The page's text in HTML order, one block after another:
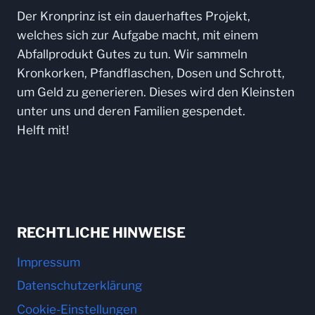
N
H
N
-
K
Der Kronprinz ist ein dauerhaftes Projekt,
welches sich zur Aufgabe macht, mit einem
Abfallprodukt Gutes zu tun. Wir sammeln
Kronkorken, Pfandflaschen, Dosen und Schrott,
um Geld zu generieren. Dieses wird den Kleinsten
unter uns und deren Familien gespendet.
Helft mit!
RECHTLICHE HINWEISE
Impressum
Datenschutzerklärung
Cookie-Einstellungen